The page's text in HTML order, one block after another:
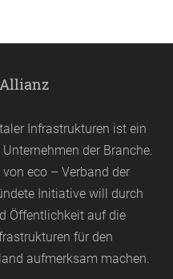
Infrastrukturen ist ein
der Branche.
von eco– Verband der
Initiative will durch
Öffentlichkeit auf die
für den
aufmerksam machen.